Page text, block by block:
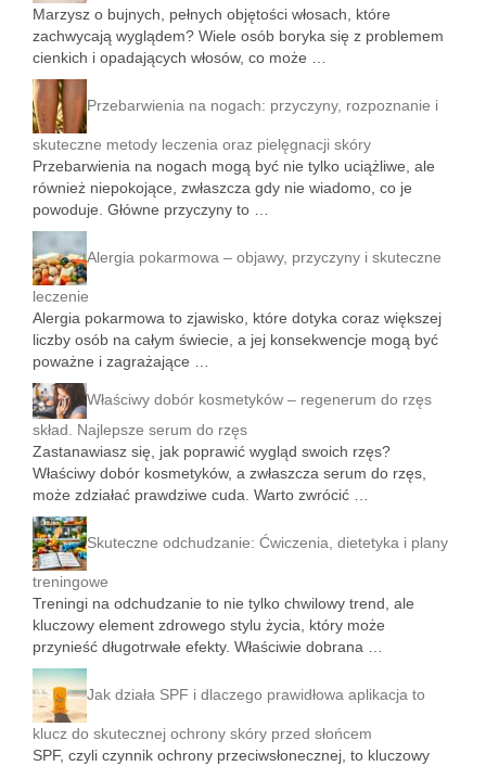
Marzysz o bujnych, pełnych objętości włosach, które
zachwycają wyglądem? Wiele osób boryka się z problemem
cienkich i opadających włosów, co może …
Przebarwienia na nogach: przyczyny, rozpoznanie i
skuteczne metody leczenia oraz pielęgnacji skóry
Przebarwienia na nogach mogą być nie tylko uciążliwe, ale
również niepokojące, zwłaszcza gdy nie wiadomo, co je
powoduje. Główne przyczyny to …
Alergia pokarmowa – objawy, przyczyny i skuteczne
leczenie
Alergia pokarmowa to zjawisko, które dotyka coraz większej
liczby osób na całym świecie, a jej konsekwencje mogą być
poważne i zagrażające …
Właściwy dobór kosmetyków – regenerum do rzęs
skład. Najlepsze serum do rzęs
Zastanawiasz się, jak poprawić wygląd swoich rzęs?
Właściwy dobór kosmetyków, a zwłaszcza serum do rzęs,
może zdziałać prawdziwe cuda. Warto zwrócić …
Skuteczne odchudzanie: Ćwiczenia, dietetyka i plany
treningowe
Treningi na odchudzanie to nie tylko chwilowy trend, ale
kluczowy element zdrowego stylu życia, który może
przynieść długotrwałe efekty. Właściwie dobrana …
Jak działa SPF i dlaczego prawidłowa aplikacja to
klucz do skutecznej ochrony skóry przed słońcem
SPF, czyli czynnik ochrony przeciwsłonecznej, to kluczowy